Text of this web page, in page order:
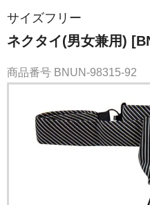
サイズフリー
ネクタイ(男女兼用)
商品番号 BNUN-98315-92